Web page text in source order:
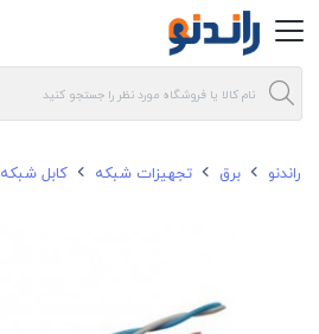
راندنو برق تجهیزات شبکه کابل شبکه